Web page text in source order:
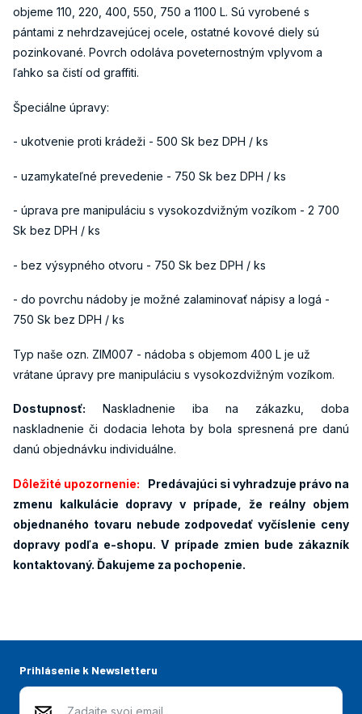
objeme 110, 220, 400, 550, 750 a 1100 L. Sú vyrobené s
pántami z nehrdzavejúcej ocele, ostatné kovové diely sú
pozinkované. Povrch odoláva poveternostným vplyvom a
ľahko sa čistí od graffiti.
Špeciálne úpravy:
- ukotvenie proti krádeži - 500 Sk bez DPH / ks
- uzamykateľné prevedenie - 750 Sk bez DPH / ks
- úprava pre manipuláciu s vysokozdvižným vozíkom - 2 700
Sk bez DPH / ks
- bez výsypného otvoru - 750 Sk bez DPH / ks
- do povrchu nádoby je možné zalaminovať nápisy a logá -
750 Sk bez DPH / ks
Typ naše ozn. ZIM007 - nádoba s objemom 400 L je už
vrátane úpravy pre manipuláciu s vysokozdvižným vozíkom.
Dostupnosť: Naskladnenie iba na zákazku, doba
naskladnenie či dodacia lehota by bola spresnená pre danú
danú objednávku individuálne.
Dôležité upozornenie:
Predávajúci si vyhradzuje právo na
zmenu kalkulácie dopravy v prípade, že reálny objem
objednaného tovaru nebude zodpovedať vyčíslenie ceny
dopravy podľa e-shopu. V prípade zmien bude zákazník
kontaktovaný. Ďakujeme za pochopenie.
Prihlásenie k Newsletteru